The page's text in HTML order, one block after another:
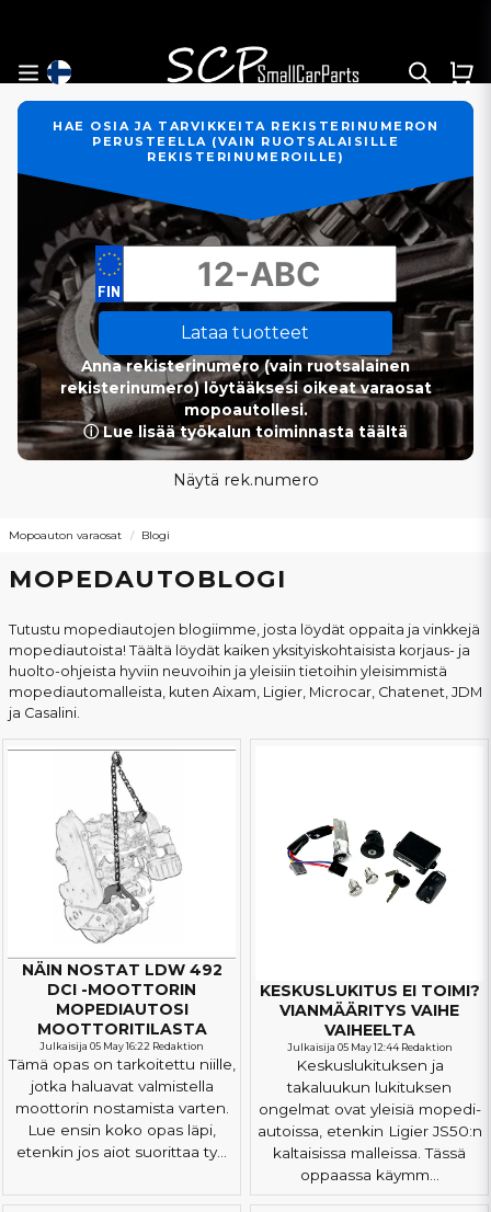
HAE OSIA JA TARVIKKEITA REKISTERINUMERON
PERUSTEELLA (VAIN RUOTSALAISILLE
REKISTERINUMEROILLE)
Lataa tuotteet
Anna rekisterinumero (vain ruotsalainen
rekisterinumero) löytääksesi oikeat varaosat
mopoautollesi.
ⓘ Lue lisää työkalun toiminnasta täältä
Näytä rek.numero
Mopoauton varaosat Blogi
MOPEDAUTOBLOGI
Tutustu mopediautojen blogiimme, josta löydät oppaita ja vinkkejä
mopediautoista! Täältä löydät kaiken yksityiskohtaisista korjaus- ja
huolto-ohjeista hyviin neuvoihin ja yleisiin tietoihin yleisimmistä
mopediautomalleista, kuten Aixam, Ligier, Microcar, Chatenet, JDM
ja Casalini.
NÄIN NOSTAT LDW 492
DCI -MOOTTORIN
MOPEDIAUTOSI
MOOTTORITILASTA
Julkaisija 05 May 16:22 Redaktion
Tämä opas on tarkoitettu niille,
jotka haluavat valmistella
moottorin nostamista varten.
Lue ensin koko opas läpi,
etenkin jos aiot suorittaa ty...
KESKUSLUKITUS EI TOIMI?
VIANMÄÄRITYS VAIHE
VAIHEELTA
Julkaisija 05 May 12:44 Redaktion
Keskuslukituksen ja
takaluukun lukituksen
ongelmat ovat yleisiä mopedi-
autoissa, etenkin Ligier JS50:n
kaltaisissa malleissa. Tässä
oppaassa käymm...